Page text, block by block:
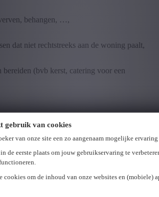
gebruik van cookies
van onze site een zo aangenaam mogelijke
de eerste plaats om jouw gebruikservaring te
cookies om de inhoud van onze websites en (mobiele)
behangen, …,
dat niet rechtstreeks aan de woning paalt,
bereiden (bvb kerst, catering voor een
om iemand van de familie tot de tweede